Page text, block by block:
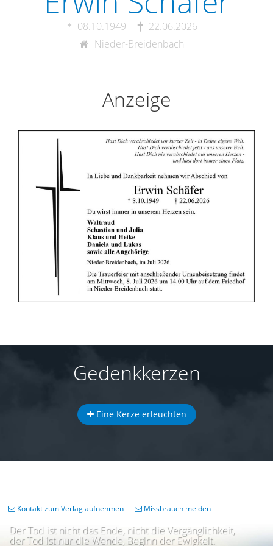
08.10.1949
22.06.2026
Nieder-Breidenbach
Anzeige
Gedenkkerzen
Eine Kerze erleuchten
Der Tod ist nicht das Ende, nicht die Vergänglichkeit,
der Tod ist nur die Wende, Beginn der Ewigkeit.
Kontakt zum Verlag aufnehmen Missbrauch melden